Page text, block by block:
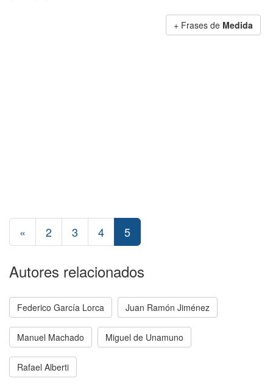
+ Frases de Medida
« 2 3 4 5
Autores relacionados
Federico García Lorca Juan Ramón Jiménez
Manuel Machado Miguel de Unamuno
Rafael Alberti